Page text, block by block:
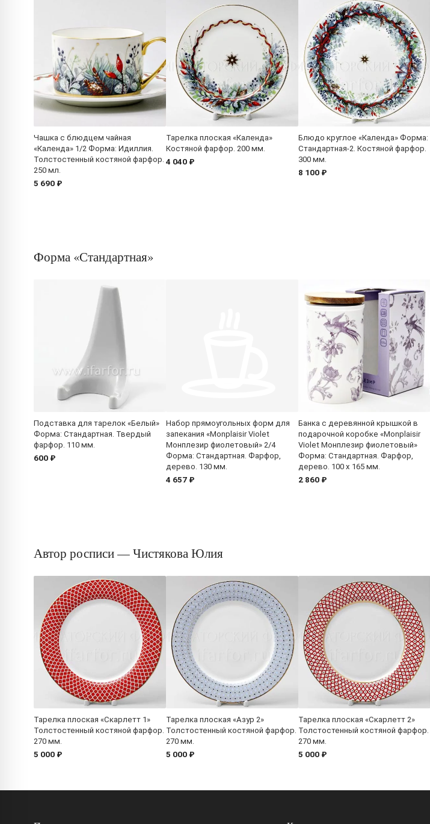
Чашка с блюдцем чайная
«Календа» 1/2 Форма: Идиллия.
Толстостенный костяной фарфор.
250 мл.
5 690 ₽
Тарелка плоская «Календа»
Костяной фарфор. 200 мм.
4 040 ₽
Блюдо круглое «Календа» Форма:
Стандартная-2. Костяной фарфор.
300 мм.
8 100 ₽
Форма «Стандартная»
Подставка для тарелок «Белый»
Форма: Стандартная. Твердый
фарфор. 110 мм.
600 ₽
Набор прямоугольных форм для
запекания «Monplaisir Violet
Монплезир фиолетовый» 2/4
Форма: Стандартная. Фарфор,
дерево. 130 мм.
4 657 ₽
Банка с деревянной крышкой в
подарочной коробке «Monplaisir
Violet Монплезир фиолетовый»
Форма: Стандартная. Фарфор,
дерево. 100 x 165 мм.
2 860 ₽
Автор росписи — Чистякова Юлия
Тарелка плоская «Скарлетт 1»
Толстостенный костяной фарфор.
270 мм.
5 000 ₽
Тарелка плоская «Азур 2»
Толстостенный костяной фарфор.
270 мм.
5 000 ₽
Тарелка плоская «Скарлетт 2»
Толстостенный костяной фарфор.
270 мм.
5 000 ₽